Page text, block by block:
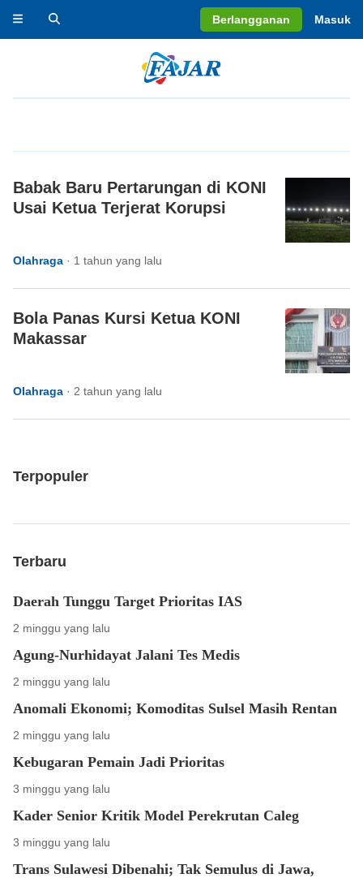
Berlangganan Masuk
Babak Baru Pertarungan di KONI
Usai Ketua Terjerat Korupsi
Olahraga · 1 tahun yang lalu
Bola Panas Kursi Ketua KONI
Makassar
Olahraga · 2 tahun yang lalu
Terpopuler
Terbaru
Daerah Tunggu Target Prioritas IAS
2 minggu yang lalu
Agung-Nurhidayat Jalani Tes Medis
2 minggu yang lalu
Anomali Ekonomi; Komoditas Sulsel Masih Rentan
2 minggu yang lalu
Kebugaran Pemain Jadi Prioritas
3 minggu yang lalu
Kader Senior Kritik Model Perekrutan Caleg
3 minggu yang lalu
Trans Sulawesi Dibenahi; Tak Semulus di Jawa,